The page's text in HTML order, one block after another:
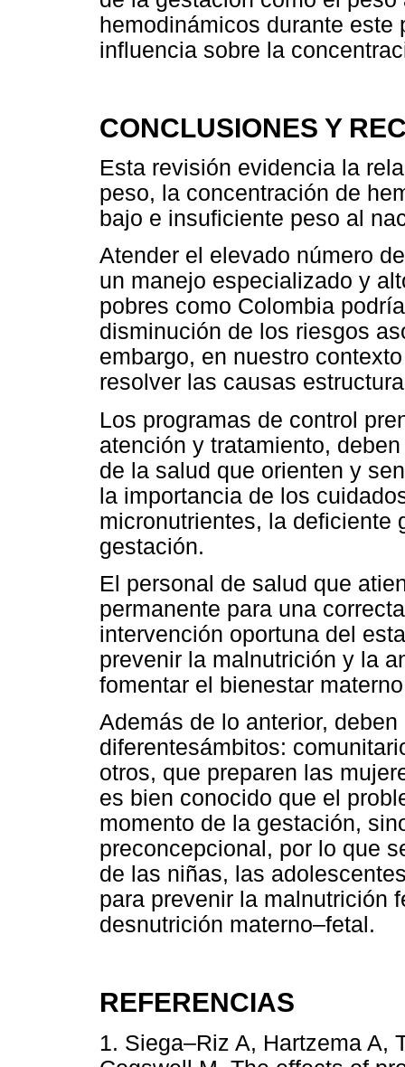
hemodinámicos durante este
influencia sobre la
CONCLUSIONES Y
Esta revisión evidencia la
peso, la concentración de
bajo e insuficiente peso al
Atender el elevado número
un manejo especializado y
pobres como Colombia
disminución de los riesgos
embargo, en nuestro
resolver las causas
Los programas de control
atención y tratamiento,
de la salud que orienten y
la importancia de los
micronutrientes, la deficiente
gestación.
El personal de salud que
permanente para una
intervención oportuna del
prevenir la malnutrición y la
fomentar el bienestar
Además de lo anterior,
diferentesámbitos:
otros, que preparen las
es bien conocido que el
momento de la gestación,
preconcepcional, por lo que
de las niñas, las
para prevenir la malnutrición
desnutrición materno–fetal.
REFERENCIAS
1. Siega–Riz A, Hartzema A,